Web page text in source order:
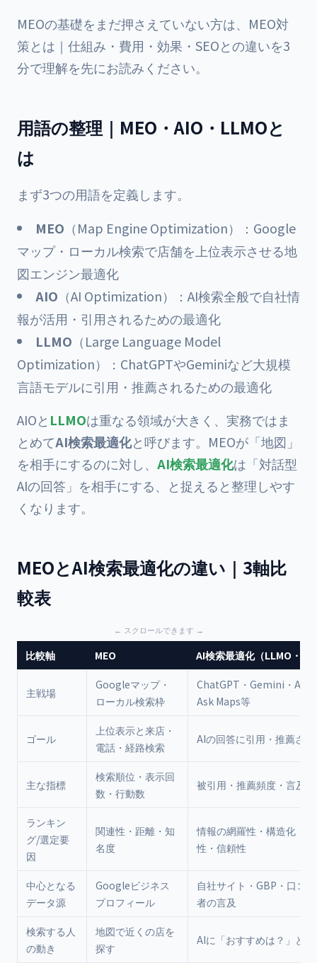
MEOの基礎をまだ押さえていない方は、 MEO対
策とは｜仕組み・費用・効果・SEOとの違いを3
分で理解を先にお読みください。
用語の整理｜MEO・AIO・LLMOと
は
まず3つの用語を定義します。
MEO （Map Engine Optimization）：Google
マップ・ローカル検索で店舗を上位表示させる地
図エンジン最適化
AIO （AI Optimization）：AI検索全般で自社情
報が活用・引用されるための最適化
LLMO （Large Language Model
Optimization）：ChatGPTやGeminiなど大規模
言語モデルに引用・推薦されるための最適化
AIOと LLMOは重なる領域が大きく、実務ではま
とめてAI検索最適化と呼びます。MEOが「地図」
を相手にするのに対し、 AI検索最適化は「対話型
AIの回答」を相手にする、と捉えると整理しやす
くなります。
MEOとAI検索最適化の違い｜3軸比
較表
比較軸 MEO AI検索最適化（LLMO・
主戦場
Googleマップ・
ローカル検索枠
ChatGPT・Gemini・AI検
Ask Maps等
ゴール
上位表示と来店・
電話・経路検索
AIの回答に引用・推薦さ
主な指標
検索順位・表示回
数・行動数
被引用・推薦頻度・言及
ランキン
グ/選定要
因
関連性・距離・知
名度
情報の網羅性・構造化・
性・信頼性
中心となる
データ源
Googleビジネス
プロフィール
自社サイト・GBP・口コ
者の言及
検索する人
の動き
地図で近くの店を
探す
AIに「おすすめは？」と